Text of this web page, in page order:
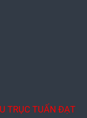
TRỤC TUẤN ĐẠT